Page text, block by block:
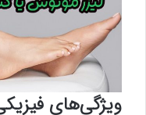
ویژگی‌های